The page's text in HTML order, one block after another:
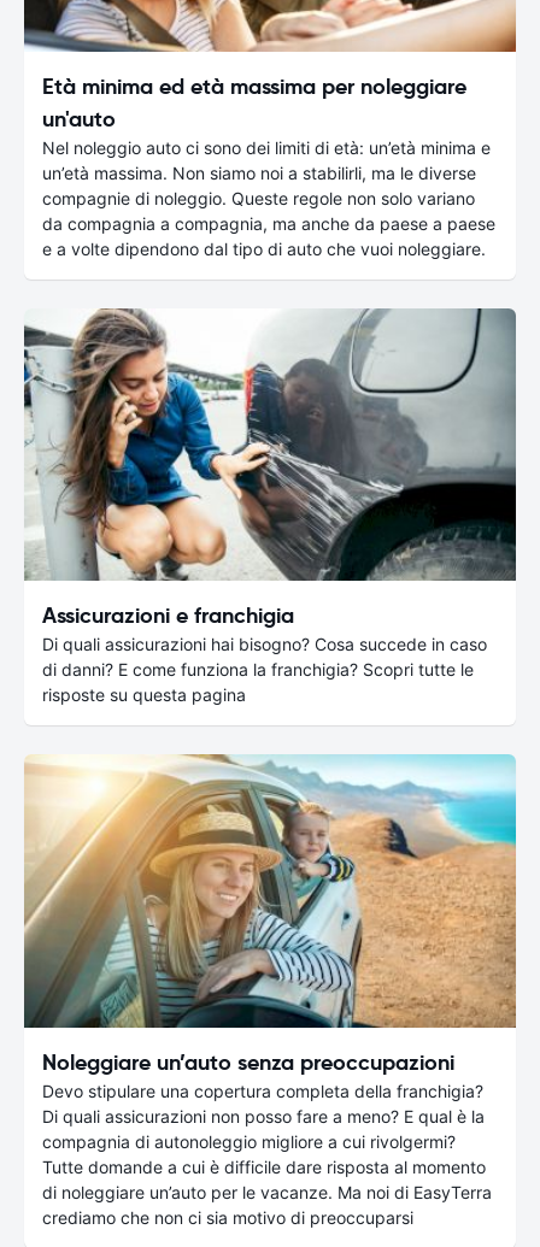
Età minima ed età massima per noleggiare
un'auto
Nel noleggio auto ci sono dei limiti di età: un’età minima e
un’età massima. Non siamo noi a stabilirli, ma le diverse
compagnie di noleggio. Queste regole non solo variano
da compagnia a compagnia, ma anche da paese a paese
e a volte dipendono dal tipo di auto che vuoi noleggiare.
Assicurazioni e franchigia
Di quali assicurazioni hai bisogno? Cosa succede in caso
di danni? E come funziona la franchigia? Scopri tutte le
risposte su questa pagina
Noleggiare un’auto senza preoccupazioni
Devo stipulare una copertura completa della franchigia?
Di quali assicurazioni non posso fare a meno? E qual è la
compagnia di autonoleggio migliore a cui rivolgermi?
Tutte domande a cui è difficile dare risposta al momento
di noleggiare un’auto per le vacanze. Ma noi di EasyTerra
crediamo che non ci sia motivo di preoccuparsi